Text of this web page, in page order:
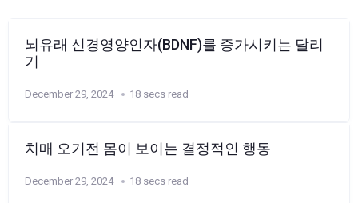
뇌유래 신경영양인자(BDNF)를 증가시키는 달리
기
December 29, 2024 18 secs read
치매 오기전 몸이 보이는 결정적인 행동
December 29, 2024 18 secs read